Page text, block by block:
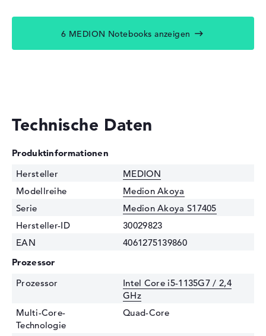
6 MEDION Notebooks anzeigen
Technische Daten
Produktinformationen
Hersteller
MEDION
Modellreihe
Medion Akoya
Serie
Medion Akoya S17405
Hersteller-ID
30029823
EAN
4061275139860
Prozessor
Prozessor
Intel Core i5-1135G7 / 2,4
GHz
Multi-Core-
Technologie
Quad-Core